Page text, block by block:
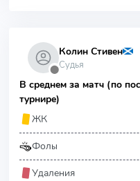
⬤
Колин Стивен
Судья
В среднем за матч (по
турнире)
ЖК
Фолы
Удаления